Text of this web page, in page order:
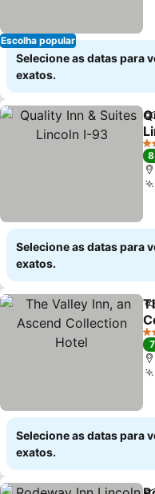
Escolha popular
Selecione as datas para
exatos.
3
Selecione as datas para
exatos.
3
Selecione as datas para
exatos.